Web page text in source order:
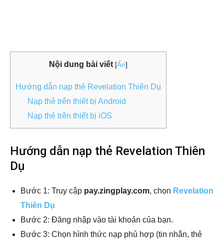
Nội dung bài viết [Ẩn]
Hướng dẫn nạp thẻ Revelation Thiên Dụ
Nạp thẻ trên thiết bị Android
Nạp thẻ trên thiết bị iOS
Hướng dẫn nạp thẻ Revelation Thiên
Dụ
Bước 1: Truy cập pay.zingplay.com, chọn Revelation
Thiên Dụ
Bước 2: Đăng nhập vào tài khoản của bạn.
Bước 3: Chọn hình thức nạp phù hợp (tin nhắn, thẻ